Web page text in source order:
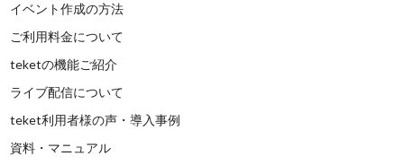
イベント作成の方法
ご利用料金について
teketの機能ご紹介
ライブ配信について
teket利用者様の声・導入事例
資料・マニュアル